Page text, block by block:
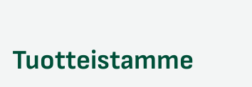
Tuotteistamme